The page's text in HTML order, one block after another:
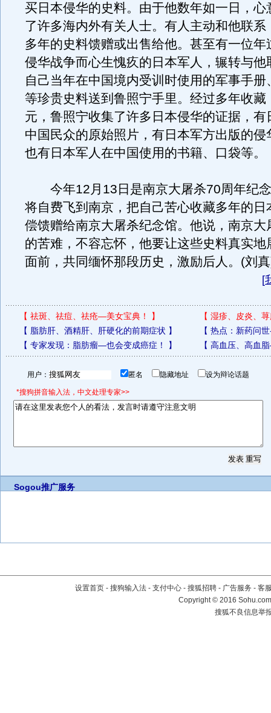
买日本侵华的史料。由于他数年如一日，心
了许多海内外有关人士。有人主动和他联系
多年的史料馈赠或出售给他。甚至有一位年
侵华战争而心生愧疚的日本军人，辗转与他
自己当年在中国境内受训时使用的军事手册
等珍贵史料送到鲁照宁手里。经过多年收藏
元，鲁照宁收集了许多日本侵华的证据，有
中国民众的原始照片，有日本军方出版的侵
也有日本军人在中国使用的书籍、口袋等。
今年12月13日是南京大屠杀70周年纪
将自费飞到南京，把自己苦心收藏多年的日
偿馈赠给南京大屠杀纪念馆。他说，南京大
的苦难，不容忘怀，他要让这些史料真实地
面前，共同缅怀那段历史，激励后人。(刘
[
【 祛斑、祛痘、祛疮—美女宝典！ 】 【 湿疹、皮炎、
【 脂肪肝、酒精肝、肝硬化的前期症状 】 【 热点：新药问
【 专家发现：脂肪瘤—也会变成癌症！ 】 【 高血压、高血
用户： 匿名 隐藏地址 设为辩论话题
*搜狗拼音输入法，中文处理专家>>
Sogou推广服务
设置首页 - 搜狗输入法 - 支付中心 - 搜狐招聘 - 广告服务 - 客
Copyright©2016
搜狐不良信息举